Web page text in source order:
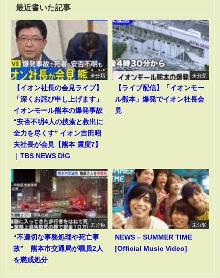
最近書いた記事
未分類
【イオン社長の会見ライブ】
「深くお詫び申し上げます」
イオンモール熊本の爆発事故
“安否不明4人の捜索と救出に
全力を尽くす” イオン吉田昭
夫社長が会見【熊本 震度7】
｜TBS NEWS DIG
未分類
【ライブ配信】「イオンモー
ル熊本」爆発でイオン社長会
見
未分類
“不適切な事務処理や死亡事
故” 熊本市交通局が職員2人
を懲戒処分
未分類
NEWS – SUMMER TIME
[Official Music Video]